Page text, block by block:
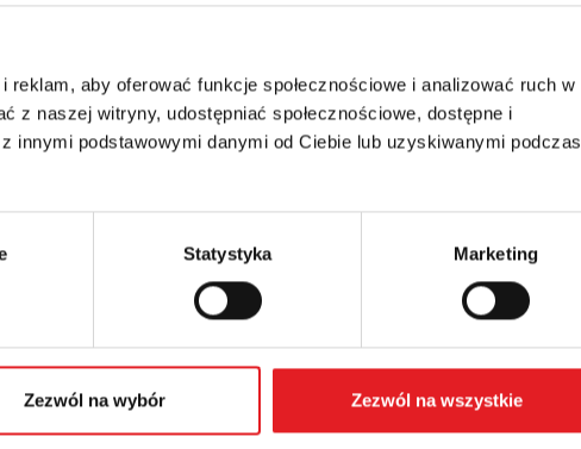
aby oferować funkcje społecznościowe i analizować ruch w
z naszej witryny, udostępniać społecznościowe, dostępne i
innymi podstawowymi danymi od Ciebie lub uzyskiwanymi podczas
Statystyka Marketing
Zezwól na wybór Zezwól na wszystkie